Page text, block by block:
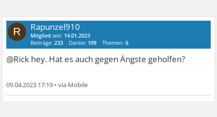
R Rapunzel910
Mitglied seit: 14.01.2023
Beiträge:233 Danke: 109 Themen:6
@Rick hey. Hat es auch gegen Ängste geholfen?
09.04.2023 17:19 •